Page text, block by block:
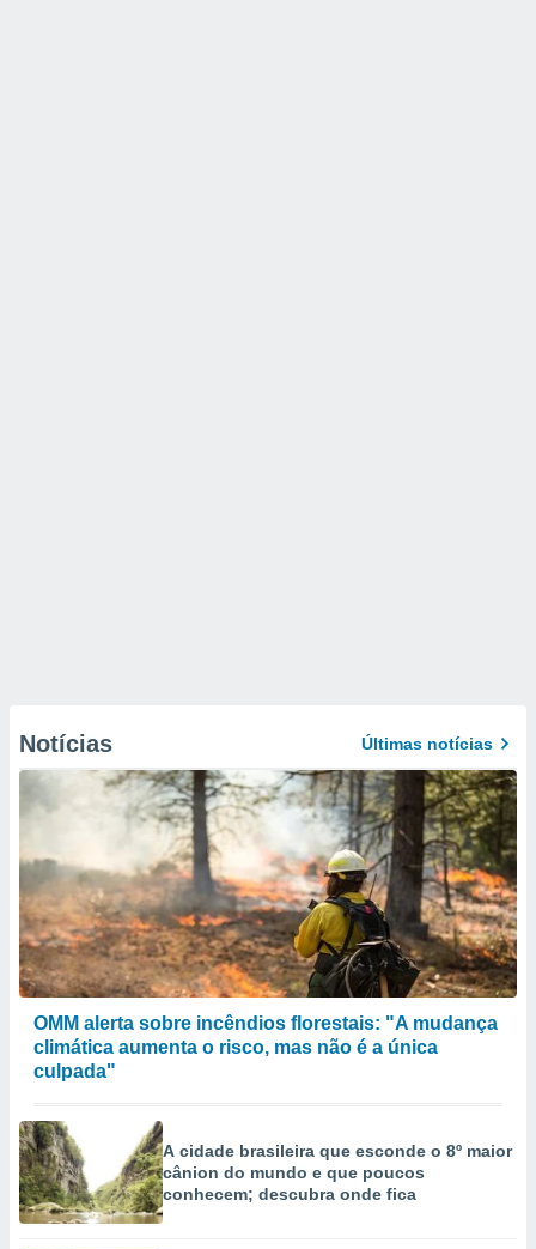
Notícias Últimas notícias
OMM alerta sobre incêndios florestais: "A mudança
climática aumenta o risco, mas não é a única
culpada"
A cidade brasileira que esconde o 8º maior
cânion do mundo e que poucos
conhecem; descubra onde fica